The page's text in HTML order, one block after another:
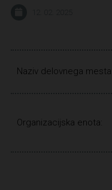
Naziv delovnega mesta:
Organizacijska enota: